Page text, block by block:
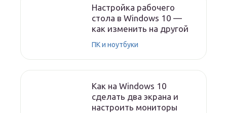
Настройка рабочего
стола в Windows 10 —
как изменить на другой
ПК и ноутбуки
Как на Windows 10
сделать два экрана и
настроить мониторы